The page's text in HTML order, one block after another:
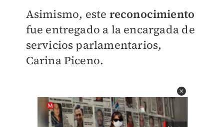
Asimismo, este reconocimiento
fue entregado a la encargada de
servicios parlamentarios,
Carina Piceno.